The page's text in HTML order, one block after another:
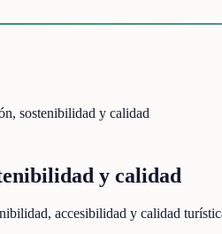
sostenibilidad y calidad
y calidad
accesibilidad y calidad